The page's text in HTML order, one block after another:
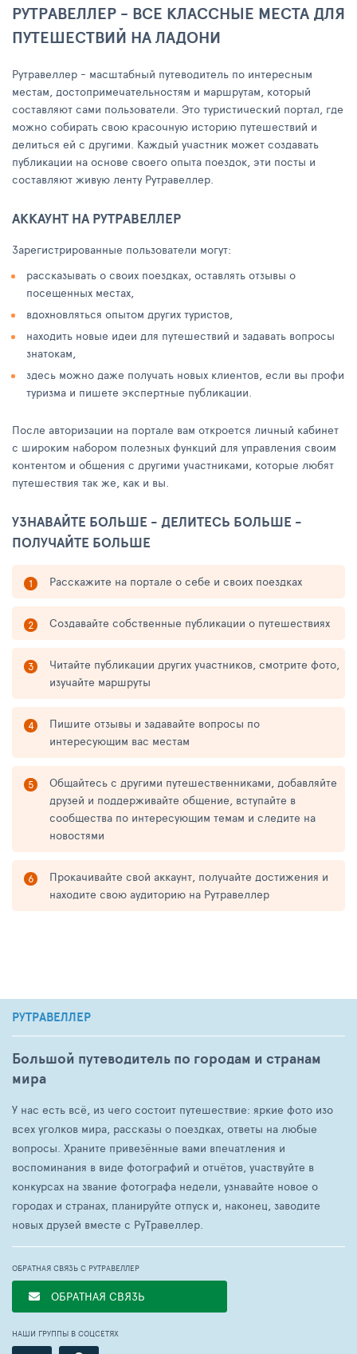
РУТРАВЕЛЛЕР - ВСЕ КЛАССНЫЕ МЕСТА ДЛЯ
ПУТЕШЕСТВИЙ НА ЛАДОНИ
Рутравеллер - масштабный путеводитель по интересным
местам, достопримечательностям и маршрутам, который
составляют сами пользователи. Это туристический портал, где
можно собирать свою красочную историю путешествий и
делиться ей с другими. Каждый участник может создавать
публикации на основе своего опыта поездок, эти посты и
составляют живую ленту Рутравеллер.
АККАУНТ НА РУТРАВЕЛЛЕР
Зарегистрированные пользователи могут:
рассказывать о своих поездках, оставлять отзывы о
посещенных местах,
вдохновляться опытом других туристов,
находить новые идеи для путешествий и задавать вопросы
знатокам,
здесь можно даже получать новых клиентов, если вы профи
туризма и пишете экспертные публикации.
После авторизации на портале вам откроется личный кабинет
с широким набором полезных функций для управления своим
контентом и общения с другими участниками, которые любят
путешествия так же, как и вы.
УЗНАВАЙТЕ БОЛЬШЕ - ДЕЛИТЕСЬ БОЛЬШЕ -
ПОЛУЧАЙТЕ БОЛЬШЕ
Расскажите на портале о себе и своих поездках
Создавайте собственные публикации о путешествиях
Читайте публикации других участников, смотрите фото,
изучайте маршруты
Пишите отзывы и задавайте вопросы по
интересующим вас местам
Общайтесь с другими путешественниками, добавляйте
друзей и поддерживайте общение, вступайте в
сообщества по интересующим темам и следите на
новостями
Прокачивайте свой аккаунт, получайте достижения и
находите свою аудиторию на Рутравеллер
РУТРАВЕЛЛЕР
Большой путеводитель по городам и странам
мира
У нас есть всё, из чего состоит путешествие: яркие фото изо
всех уголков мира, рассказы о поездках, ответы на любые
вопросы. Храните привезённые вами впечатления и
воспоминания в виде фотографий и отчётов, участвуйте в
конкурсах на звание фотографа недели, узнавайте новое о
городах и странах, планируйте отпуск и, наконец, заводите
новых друзей вместе с РуТравеллер.
ОБРАТНАЯ СВЯЗЬ С РУТРАВЕЛЛЕР
ОБРАТНАЯ СВЯЗЬ
НАШИ ГРУППЫ В СОЦСЕТЯХ